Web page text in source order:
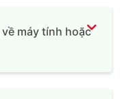
về máy tính hoặc